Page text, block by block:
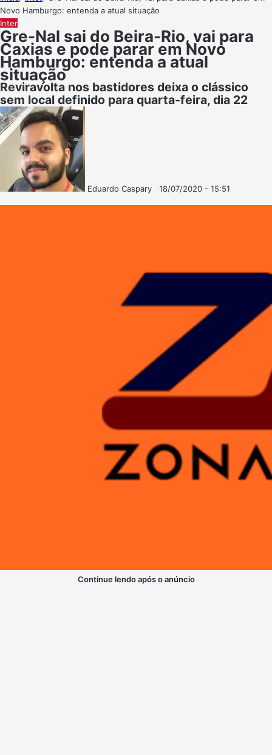
Novo Hamburgo: entenda a atual situação
Inter
Gre-Nal sai do Beira-Rio, vai para
Caxias e pode parar em Novo
Hamburgo: entenda a atual
situação
Reviravolta nos bastidores deixa o clássico
sem local definido para quarta-feira, dia 22
Eduardo Caspary
18/07/2020 - 15:51
Continue lendo após o anúncio